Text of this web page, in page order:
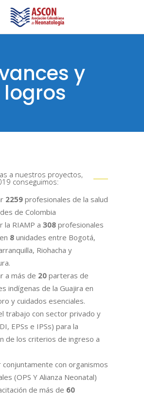
y
logros
a nuestros proyectos,
conseguimos:
2259 profesionales de la salud
de Colombia
la RIAMP a 308 profesionales
8 unidades entre Bogotá,
Riohacha y
a más de 20 parteras de
indígenas de la Guajira en
y cuidados esenciales.
trabajo con sector privado y
EPSs e IPSs) para la
de los criterios de ingreso a
conjuntamente con organismos
(OPS Y Alianza Neonatal)
de más de 60